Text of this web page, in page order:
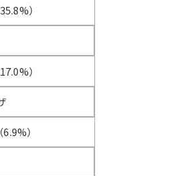
）
）
6.9%）